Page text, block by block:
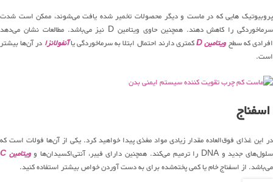
پروبیوتیک هایی که در ماست و دیگر محصولات تخمیر شده یافت می‌شوند، ممکن است شدت
سرماخوردگی را کاهش دهند. همچنین حاوی ویتامین D نیز می‌باشد. مطالعات نشان می‌دهد
افرادی که سطحویتامین D کمتری دارند احتمال ابتلا به سرماخوردگی یاآنفولانزا در آن‌ها بیشتر
است.
‏‫ اسفناج
در این غذای فوق‌العاده مقدار زیادی مواد مغذی پیدا خواهید کرد. یکی از آن‌ها فولات است که
سلول‌های جدید و DNA را ترمیم می‌کند. همچنین دارای فیبر، آنتی‌اکسیدان‌ها و
ویتامین C
می‌باشد. از اسفناج خام یا کمی پخته‌شده برای به دست آوردن خواص بیشتر استفاده کنید.